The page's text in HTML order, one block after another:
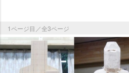
1ページ目／全3ページ